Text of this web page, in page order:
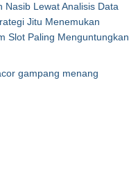
Nasib Lewat Analisis Data
Jitu Menemukan
Slot Paling Menguntungkan
gampang menang